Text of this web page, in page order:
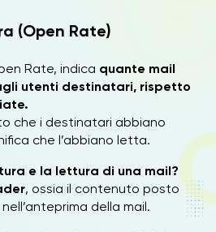
(Open Rate)
Rate, indica quante mail
utenti destinatari, rispetto
che i destinatari abbiano
che l’abbiano letta.
e la lettura di una mail?
, ossia il contenuto posto
della mail.